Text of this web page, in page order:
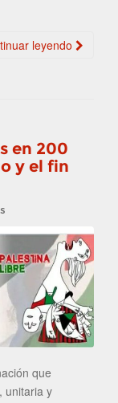
leyendo
en 200
y el fin
que
unitaria y